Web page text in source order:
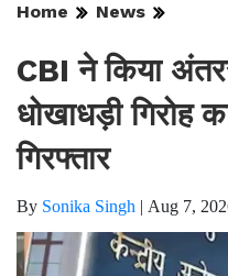
Home News
CBI ने किया
धोखाधड़ी गिरोह
गिरफ्तार
By Sonika Singh | Aug 7,